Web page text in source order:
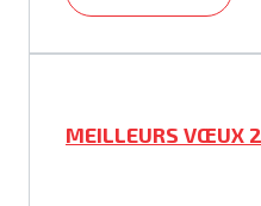
MEILLEURS VŒUX